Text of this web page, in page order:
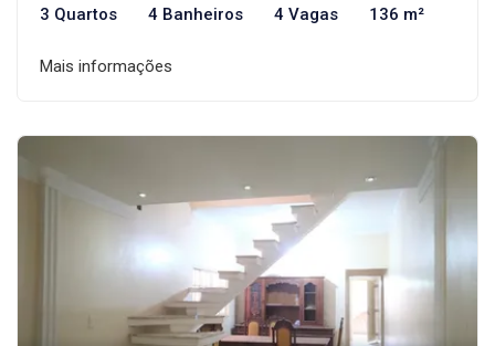
3 Quartos 4 Banheiros 4 Vagas 136 m²
Mais informações